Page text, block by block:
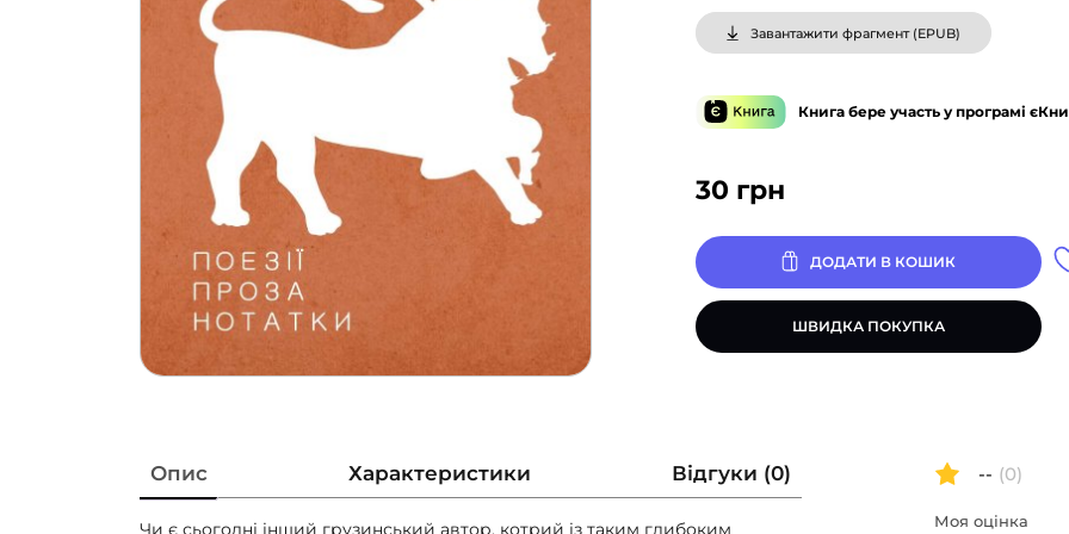
30 грн
Завантажити фрагмент (EPUB)
Книга бере участь у програмі
ДОДАТИ В КОШИК
ШВИДКА ПОКУПКА
Опис Характеристики Відгуки (0)
Чи є сьогодні інший грузинський автор, котрий із таким глибоким
-- (0)
Моя оцінка